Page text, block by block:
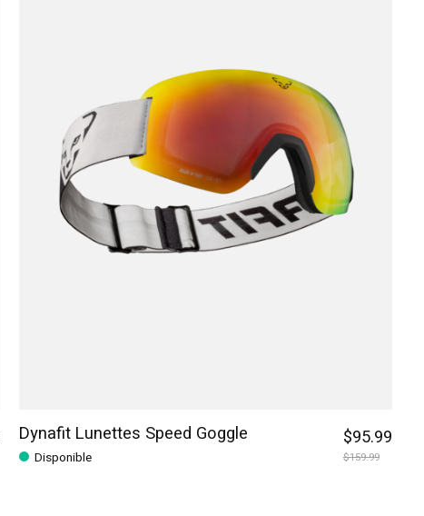
Dynafit Lunettes Speed Goggle
Disponible
$95.99
$159.99